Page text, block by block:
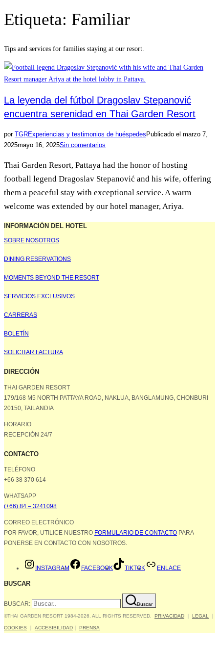
Etiqueta: Familiar
Tips and services for families staying at our resort.
La leyenda del fútbol Dragoslav Stepanović
encuentra serenidad en Thai Garden Resort
por TGRExperiencias y testimonios de huéspedesPublicado el marzo 7,
2025mayo 16, 2025Sin comentarios
Thai Garden Resort, Pattaya had the honor of hosting
football legend Dragoslav Stepanović and his wife, offering
them a peaceful stay with exceptional service. A warm
welcome was extended by our hotel manager, Ariya.
INFORMACIÓN DEL HOTEL
SOBRE NOSOTROS
DINING RESERVATIONS
MOMENTS BEYOND THE RESORT
SERVICIOS EXCLUSIVOS
CARRERAS
BOLETÍN
SOLICITAR FACTURA
DIRECCIÓN
THAI GARDEN RESORT
179/168 M5 NORTH PATTAYA ROAD, NAKLUA, BANGLAMUNG, CHONBURI
20150, TAILANDIA
HORARIO
RECEPCIÓN 24/7
CONTACTO
TELÉFONO
+66 38 370 614
WHATSAPP
(+66) 84 – 3241098
CORREO ELECTRÓNICO
POR FAVOR, UTILICE NUESTRO FORMULARIO DE CONTACTO PARA
PONERSE EN CONTACTO CON NOSOTROS.
INSTAGRAM FACEBOOK TIKTOK ENLACE
BUSCAR
BUSCAR: Buscar
©THAI GARDEN RESORT 1984-2026. ALL RIGHTS RESERVED. PRIVACIDAD LEGAL
COOKIES ACCESIBILIDAD PRENSA